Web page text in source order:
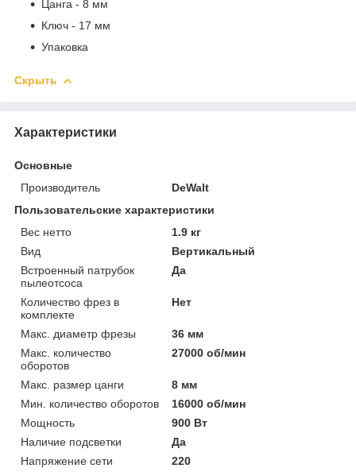
Цанга - 8 мм
Ключ - 17 мм
Упаковка
Скрыть
Характеристики
Основные
Производитель
DeWalt
Пользовательские характеристики
Вес нетто
1.9 кг
Вид
Вертикальный
Встроенный патрубок
пылеотсоса
Да
Количество фрез в
комплекте
Нет
Макс. диаметр фрезы
36 мм
Макс. количество
оборотов
27000 об/мин
Макс. размер цанги
8 мм
Мин. количество оборотов
16000 об/мин
Мощность
900 Вт
Наличие подсветки
Да
Напряжение сети
220